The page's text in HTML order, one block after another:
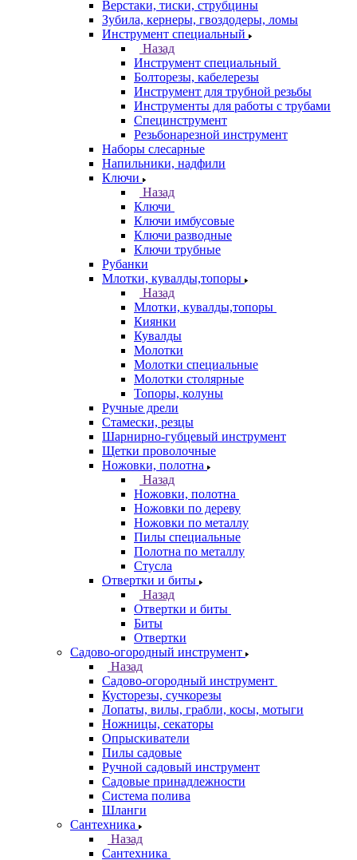
Верстаки, тиски, струбцины
Зубила, кернеры, гвоздодеры, ломы
Инструмент специальный
Назад
Инструмент специальный
Болторезы, кабелерезы
Инструмент для трубной резьбы
Инструменты для работы с трубами
Специнструмент
Резьбонарезной инструмент
Наборы слесарные
Напильники, надфили
Ключи
Назад
Ключи
Ключи имбусовые
Ключи разводные
Ключи трубные
Рубанки
Млотки, кувалды,топоры
Назад
Млотки, кувалды,топоры
Киянки
Кувалды
Молотки
Молотки специальные
Молотки столярные
Топоры, колуны
Ручные дрели
Стамески, резцы
Шарнирно-губцевый инструмент
Щетки проволочные
Ножовки, полотна
Назад
Ножовки, полотна
Ножовки по дереву
Ножовки по металлу
Пилы специальные
Полотна по металлу
Стусла
Отвертки и биты
Назад
Отвертки и биты
Биты
Отвертки
Садово-огородный инструмент
Назад
Садово-огородный инструмент
Кусторезы, сучкорезы
Лопаты, вилы, грабли, косы, мотыги
Ножницы, секаторы
Опрыскиватели
Пилы садовые
Ручной садовый инструмент
Садовые принадлежности
Система полива
Шланги
Сантехника
Назад
Сантехника